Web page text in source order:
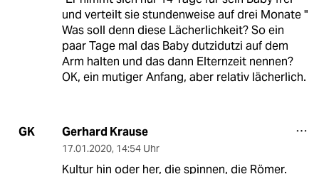
und verteilt sie stundenweise auf drei Monate "
Was soll denn diese Lächerlichkeit? So ein
paar Tage mal das Baby dutzidutzi auf dem
Arm halten und das dann Elternzeit nennen?
OK, ein mutiger Anfang, aber relativ lächerlich.
GK Gerhard Krause
17.01.2020, 14:54 Uhr
Kultur hin oder her, die spinnen, die Römer.